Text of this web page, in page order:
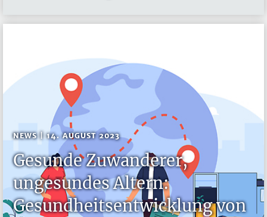
NEWS | 14. AUGUST 2023
Gesunde Zuwanderer,
ungesundes Altern:
Gesundheitsentwicklung von